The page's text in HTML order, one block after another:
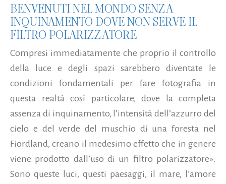
BENVENUTI NEL MONDO SENZA
INQUINAMENTO DOVE NON SERVE IL
FILTRO POLARIZZATORE
Compresi immediatamente che proprio il controllo
della luce e degli spazi sarebbero diventate le
condizioni fondamentali per fare fotografia in
questa realtà così particolare, dove la completa
assenza di inquinamento, l’intensità dell’azzurro del
cielo e del verde del muschio di una foresta nel
Fiordland, creano il medesimo effetto che in genere
viene prodotto dall’uso di un filtro polarizzatore».
Sono queste luci, questi paesaggi, il mare, l’amore